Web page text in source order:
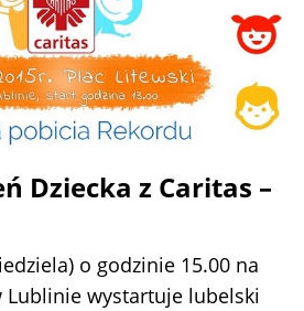
Dziecka z Caritas –
o godzinie 15.00 na
Lublinie wystartuje lubelski